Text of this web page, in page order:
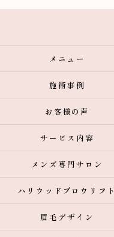
メニュー
施術事例
お客様の声
サービス内容
メンズ専門サロン
ハリウッドブロウリフト
眉毛デザイン